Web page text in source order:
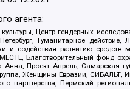
агента:
Центр гендерных
Гуманитарное действие,
и содействия развитию
Благотворительный
Анна, Проект Апрель,
Женщины Евразии, СИБАЛЬТ,
партнерства, Пермский